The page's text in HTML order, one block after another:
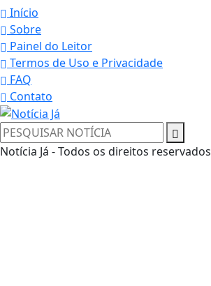
Início
Sobre
Painel do Leitor
Termos de Uso e Privacidade
FAQ
Contato
Notícia Já - Todos os direitos reservados